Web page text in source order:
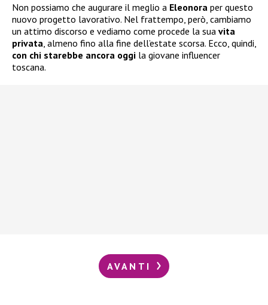
Non possiamo che augurare il meglio a Eleonora per questo
nuovo progetto lavorativo. Nel frattempo, però, cambiamo
un attimo discorso e vediamo come procede la sua vita
privata , almeno fino alla fine dell’estate scorsa. Ecco, quindi,
con chi starebbe ancora oggi la giovane influencer
toscana.
AVANTI